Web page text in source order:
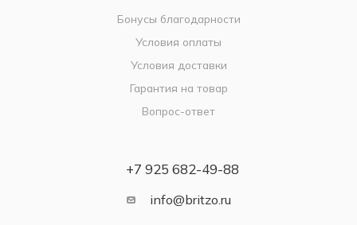
Бонусы благодарности
Условия оплаты
Условия доставки
Гарантия на товар
Вопрос-ответ
+7 925 682-49-88
info@britzo.ru